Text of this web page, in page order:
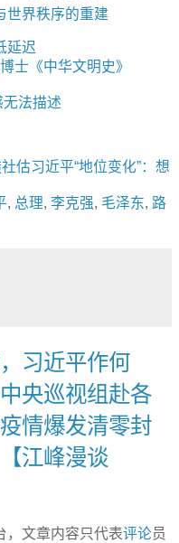
世界秩序的重建
延迟
士《中华文明史》
法描述
估习近平“地位变化”：想
, 总理, 李克强, 毛泽东, 路
习近平作何
央巡视组赴各
情爆发清零封
江峰漫谈
，文章内容只代表评论员